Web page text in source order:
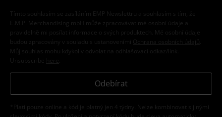
Tímto souhlasím se zasíláním EMP Newslettru a souhlasím s tím, že
E.M.P. Merchandising mbH může zpracovávat mé osobní údaje a
pravidelně mi posílat informace o svých produktech. Mé osobní údaje
budou zpracovány v souladu s ustanoveními
Ochrana osobních údajů
Můj souhlas mohu kdykoliv odvolat na odhlašovací odkaz/link.
Unsubscribe here
Odebírat
*Platí pouze online a kód je platný jen 4 týdny. Nelze kombinovat s jinými